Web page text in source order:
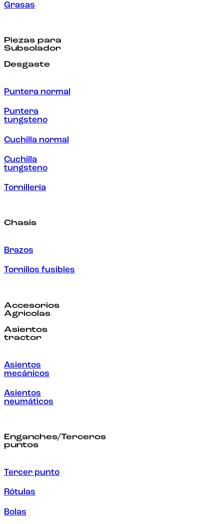
Grasas
Piezas para
Subsolador
Desgaste
Puntera normal
Puntera
tungsteno
Cuchilla normal
Cuchilla
tungsteno
Tornilleria
Chasis
Brazos
Tornillos fusibles
Accesorios
Agricolas
Asientos
tractor
Asientos
mecánicos
Asientos
neumáticos
Enganches/Terceros
puntos
Tercer punto
Rótulas
Bolas